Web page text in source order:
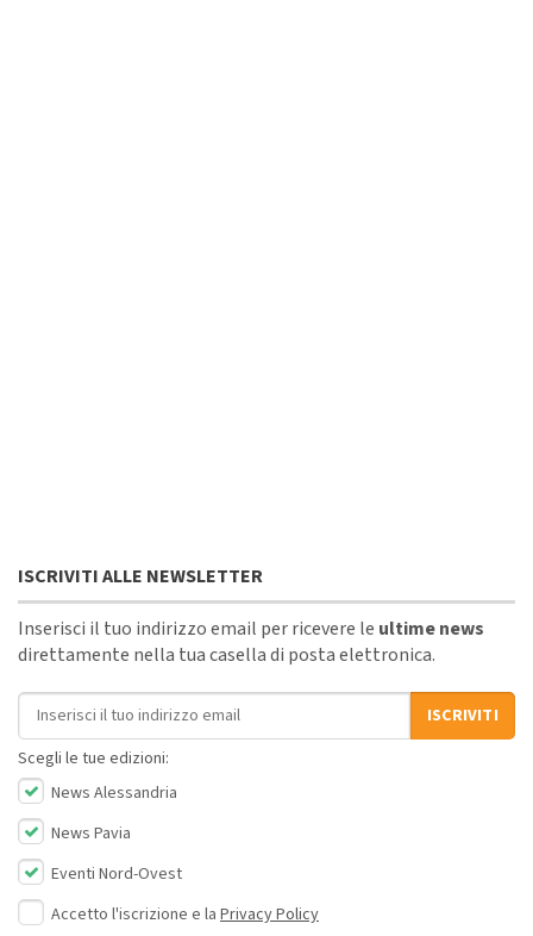
ISCRIVITI ALLE NEWSLETTER
Inserisci il tuo indirizzo email per ricevere le ultime news
direttamente nella tua casella di posta elettronica.
Indirizzo email
ISCRIVITI
Scegli le tue edizioni:
News Alessandria
News Pavia
Eventi Nord-Ovest
Accetto l'iscrizione e la Privacy Policy